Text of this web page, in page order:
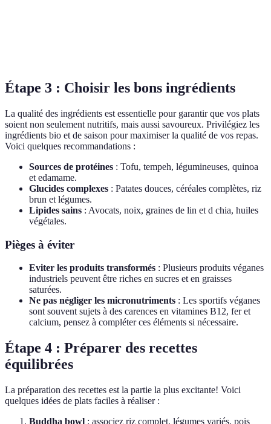
Étape 3 : Choisir les bons ingrédients
La qualité des ingrédients est essentielle pour garantir que vos plats
soient non seulement nutritifs, mais aussi savoureux. Privilégiez les
ingrédients bio et de saison pour maximiser la qualité de vos repas.
Voici quelques recommandations :
Sources de protéines : Tofu, tempeh, légumineuses, quinoa
et edamame.
Glucides complexes : Patates douces, céréales complètes, riz
brun et légumes.
Lipides sains : Avocats, noix, graines de lin et d chia, huiles
végétales.
Pièges à éviter
Eviter les produits transformés : Plusieurs produits véganes
industriels peuvent être riches en sucres et en graisses
saturées.
Ne pas négliger les micronutriments : Les sportifs véganes
sont souvent sujets à des carences en vitamines B12, fer et
calcium, pensez à compléter ces éléments si nécessaire.
Étape 4 : Préparer des recettes
équilibrées
La préparation des recettes est la partie la plus excitante! Voici
quelques idées de plats faciles à réaliser :
Buddha bowl : associez riz complet, légumes variés, pois